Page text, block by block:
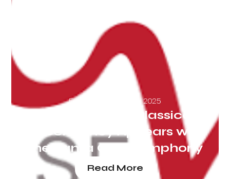
Friday, September 26, 2025
San Francisco Classical
Voice: Nancy Appears with
the Santa Cruz Symphony
Read More